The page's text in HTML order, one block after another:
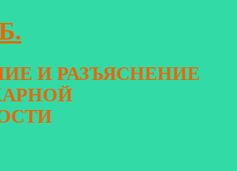
И РАЗЪЯСНЕНИЕ